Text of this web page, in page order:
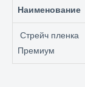
Наименование
Стрейч пленка
Премиум